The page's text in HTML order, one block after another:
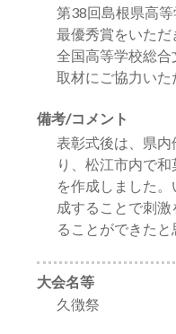
第38回島根県高等
最優秀賞をいた
全国高等学校総合
取材にご協力いた
備考/コメント
表彰式後は、県内
り、松江市内で
を作成しました
成することで刺
ることができたと
大会名等
久徴祭